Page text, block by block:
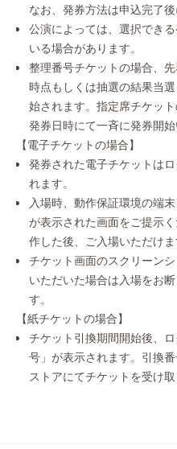
なお、発券方法は申込完了
公演によっては、選択でき
いる場合があります。
整理番号チケットの場合、
時点もしくは抽選の結果当
始されます。指定席チケッ
発券日時にて一斉に発券開始
【電子チケットの場合】
発券された電子チケットは
れます。
入場時、動作保証環境の端
が表示された画面をご提示
作した後、ご入場いただけま
チケット画面のスクリーン
いただいた場合は入場をお
す。
【紙チケットの場合】
チケット引換期間開始後、
号」が表示されます。引換
ストアにてチケットを受け